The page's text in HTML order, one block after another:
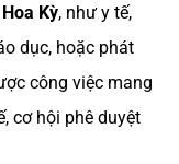
Kỳ, như y tế,
dục, hoặc phát
công việc mang
cơ hội phê duyệt